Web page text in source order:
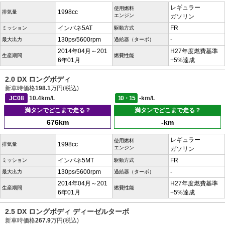
排気量 1998cc
使用燃料
エンジン
レギュラー
ガソリン
ミッション インパネ5AT 駆動方式 FR
最大出力 130ps/5600rpm 過給器（ターボ） -
生産期間
2014年04月～201
6年01月
燃費性能
H27年度燃費基準
+5%達成
2.0 DX ロングボディ
新車時価格198.1万円(税込)
JC08
10.4km/L 10・15
-km/L
満タンでどこまで走る？
676km
満タンでどこまで走る？
-km
排気量 1998cc
使用燃料
エンジン
レギュラー
ガソリン
ミッション インパネ5MT 駆動方式 FR
最大出力 130ps/5600rpm 過給器（ターボ） -
生産期間
2014年04月～201
6年01月
燃費性能
H27年度燃費基準
+5%達成
2.5 DX ロングボディ ディーゼルターボ
新車時価格267.9万円(税込)